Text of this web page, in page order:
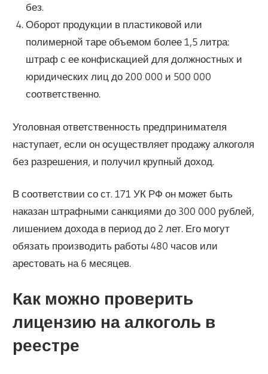
без.
Оборот продукции в пластиковой или
полимерной таре объемом более 1,5 литра:
штраф с ее конфискацией для должностных и
юридических лиц до 200 000 и 500 000
соответственно.
Уголовная ответственность предпринимателя
наступает, если он осуществляет продажу алкоголя
без разрешения, и получил крупный доход.
В соответствии со ст. 171 УК РФ он может быть
наказан штрафными санкциями до 300 000 рублей,
лишением дохода в период до 2 лет. Его могут
обязать производить работы 480 часов или
арестовать на 6 месяцев.
Как можно проверить
лицензию на алкоголь в
реестре